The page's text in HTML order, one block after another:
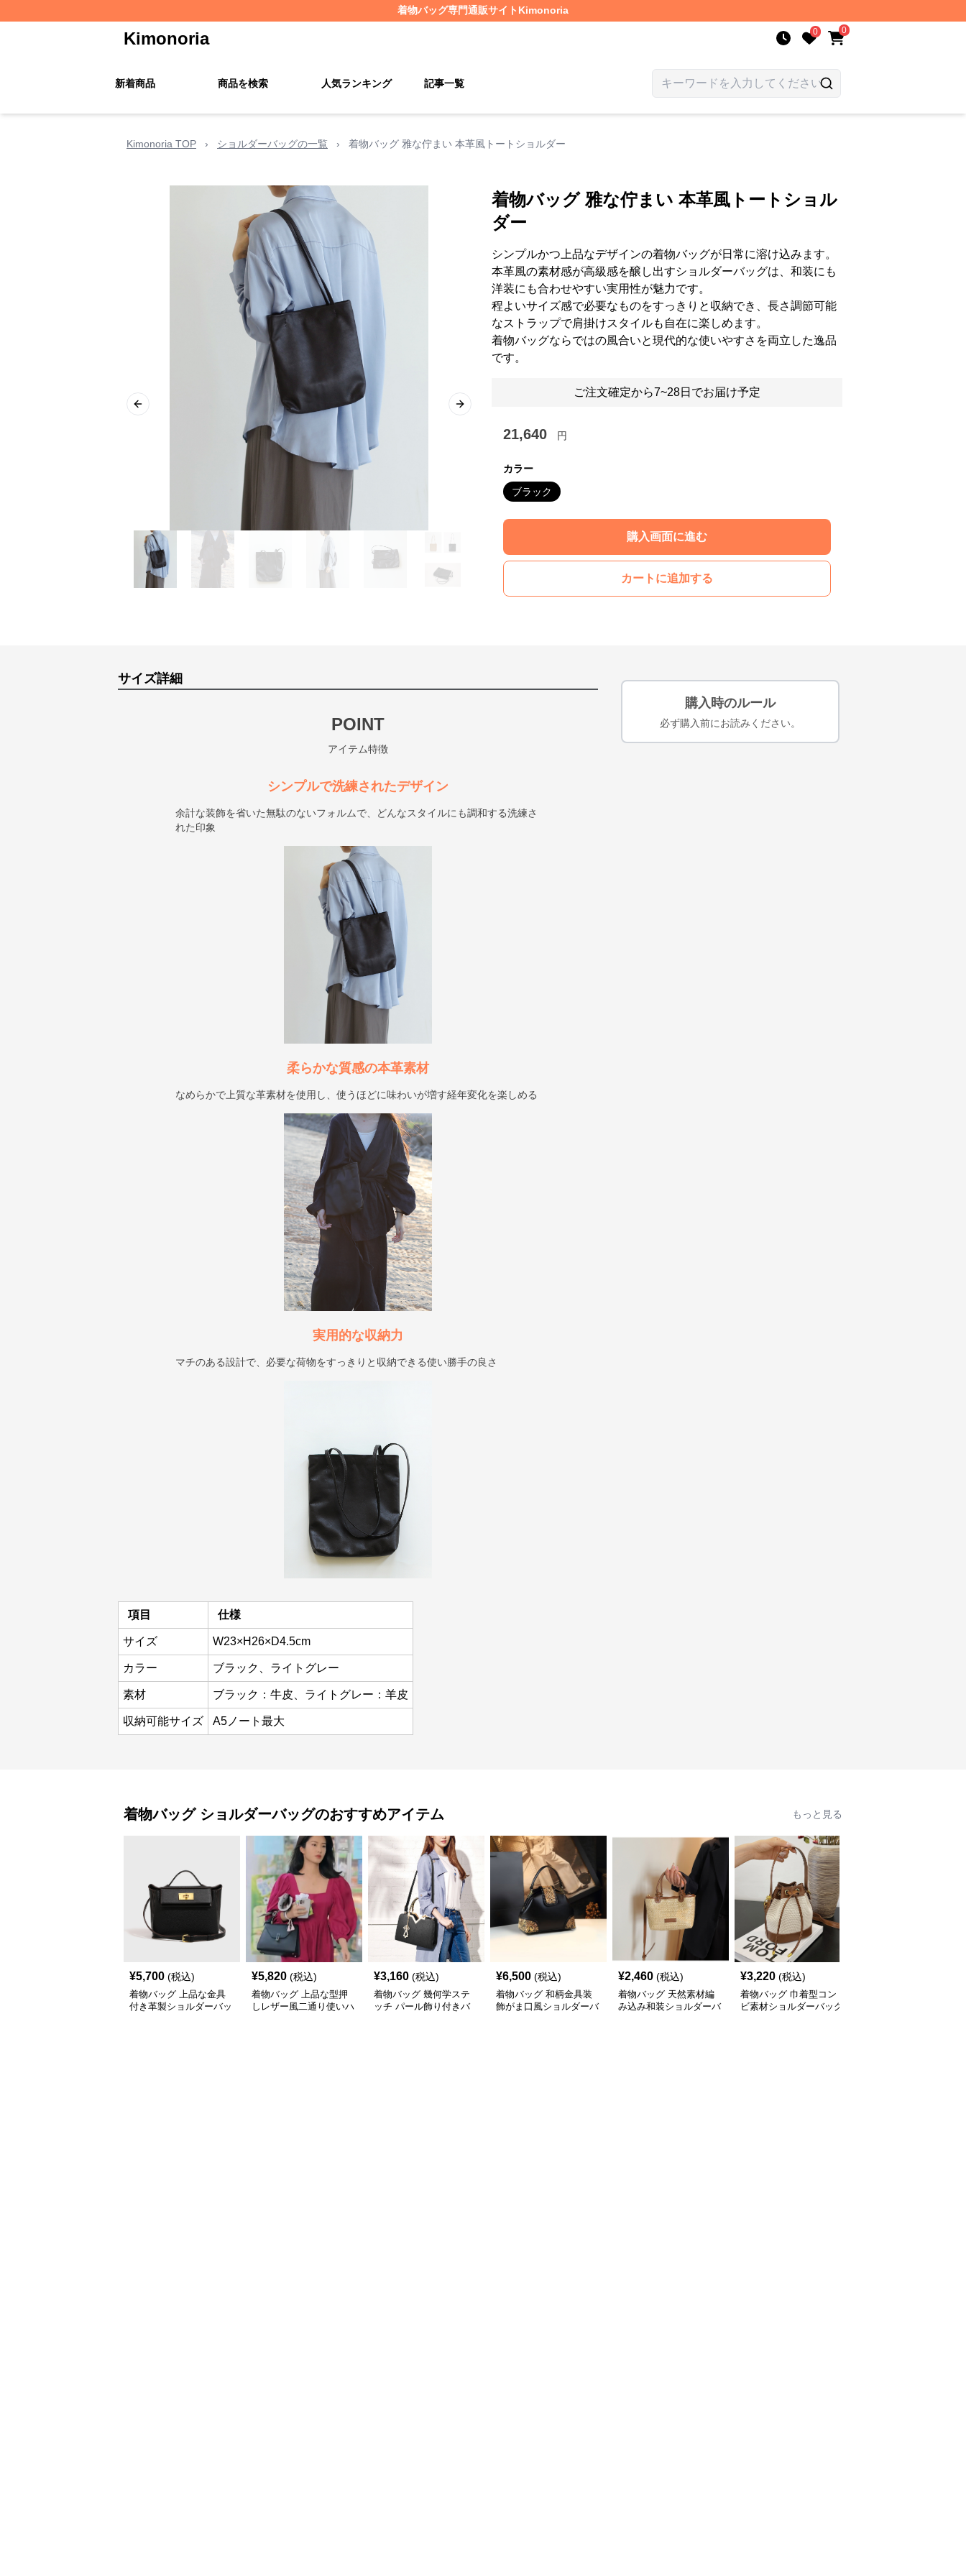
着物バッグ専門通販サイト Kimonoria
Kimonoria 0 0
新着商品 商品を検索 人気ランキング 記事一覧
Kimonoria TOP › ショルダーバッグの一覧 › 着物バッグ 雅な佇まい 本革風トートショルダー
Previous slide Next slide
着物バッグ 雅な佇まい 本革風トートショル
ダー
シンプルかつ上品なデザインの着物バッグが日常に溶け込みます。
本革風の素材感が高級感を醸し出すショルダーバッグは、和装にも
洋装にも合わせやすい実用性が魅力です。
程よいサイズ感で必要なものをすっきりと収納でき、長さ調節可能
なストラップで肩掛けスタイルも自在に楽しめます。
着物バッグならではの風合いと現代的な使いやすさを両立した逸品
です。
ご注文確定から7~28日でお届け予定
21,640 円
カラー
ブラック
購入画面に進む
カートに追加する
サイズ詳細
POINT
アイテム特徴
シンプルで洗練されたデザイン
余計な装飾を省いた無駄のないフォルムで、どんなスタイルにも調和する洗練さ
れた印象
柔らかな質感の本革素材
なめらかで上質な革素材を使用し、使うほどに味わいが増す経年変化を楽しめる
実用的な収納力
マチのある設計で、必要な荷物をすっきりと収納できる使い勝手の良さ
項目 仕様
サイズ W23×H26×D4.5cm
カラー ブラック、ライトグレー
素材 ブラック：牛皮、ライトグレー：羊皮
収納可能サイズ A5ノート最大
購入時のルール
必ず購入前にお読みください。
着物バッグ ショルダーバッグのおすすめアイテム もっと見る
¥5,700 (税込)
着物バッグ 上品な金具
付き革製ショルダーバッ
¥5,820 (税込)
着物バッグ 上品な型押
しレザー風二通り使いハ
¥3,160 (税込)
着物バッグ 幾何学ステ
ッチ パール飾り付きバ
¥6,500 (税込)
着物バッグ 和柄金具装
飾がま口風ショルダーバ
¥2,460 (税込)
着物バッグ 天然素材編
み込み和装ショルダーバ
¥3,220 (税込)
着物バッグ 巾着型コン
ビ素材ショルダーバッグ